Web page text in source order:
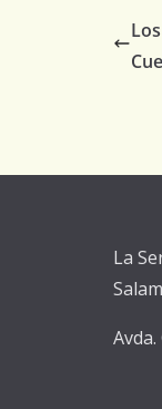
La